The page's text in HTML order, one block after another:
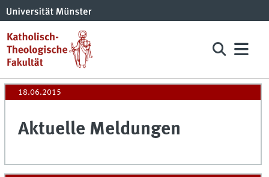
18.06.2015
Aktuelle Meldungen